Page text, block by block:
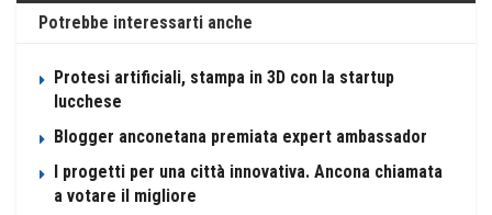
Potrebbe interessarti anche
Protesi artificiali, stampa in 3D con la startup
lucchese
Blogger anconetana premiata expert ambassador
I progetti per una città innovativa. Ancona chiamata
a votare il migliore